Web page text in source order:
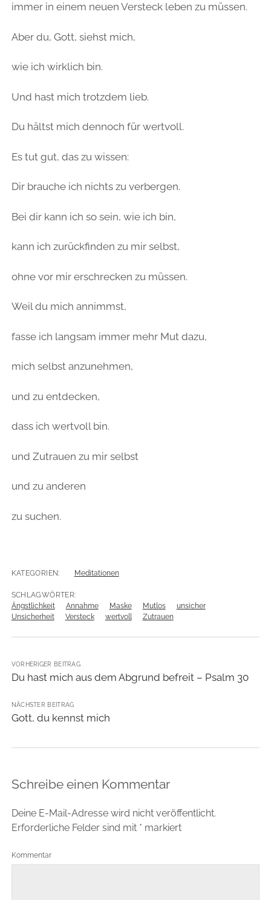
immer in einem neuen Versteck leben zu müssen.
Aber du, Gott, siehst mich,
wie ich wirklich bin.
Und hast mich trotzdem lieb.
Du hältst mich dennoch für wertvoll.
Es tut gut, das zu wissen:
Dir brauche ich nichts zu verbergen.
Bei dir kann ich so sein, wie ich bin,
kann ich zurückfinden zu mir selbst,
ohne vor mir erschrecken zu müssen.
Weil du mich annimmst,
fasse ich langsam immer mehr Mut dazu,
mich selbst anzunehmen,
und zu entdecken,
dass ich wertvoll bin.
und Zutrauen zu mir selbst
und zu anderen
zu suchen.
KATEGORIEN: Meditationen
SCHLAGWÖRTER:
Ängstlichkeit
Annahme Maske Mutlos
unsicher
Unsicherheit
Versteck wertvoll Zutrauen
VORHERIGER BEITRAG
Du hast mich aus dem Abgrund befreit – Psalm 30
NÄCHSTER BEITRAG
Gott, du kennst mich
Schreibe einen Kommentar
Deine E-Mail-Adresse wird nicht veröffentlicht.
Erforderliche Felder sind mit * markiert
Kommentar